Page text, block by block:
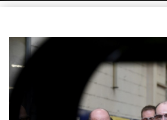
s'offre tout de même des records
inquiètent
L'explosion d'une bombe dans un bus
Damas
Taïwan bloque un pont stratégique
invasion par la Chine